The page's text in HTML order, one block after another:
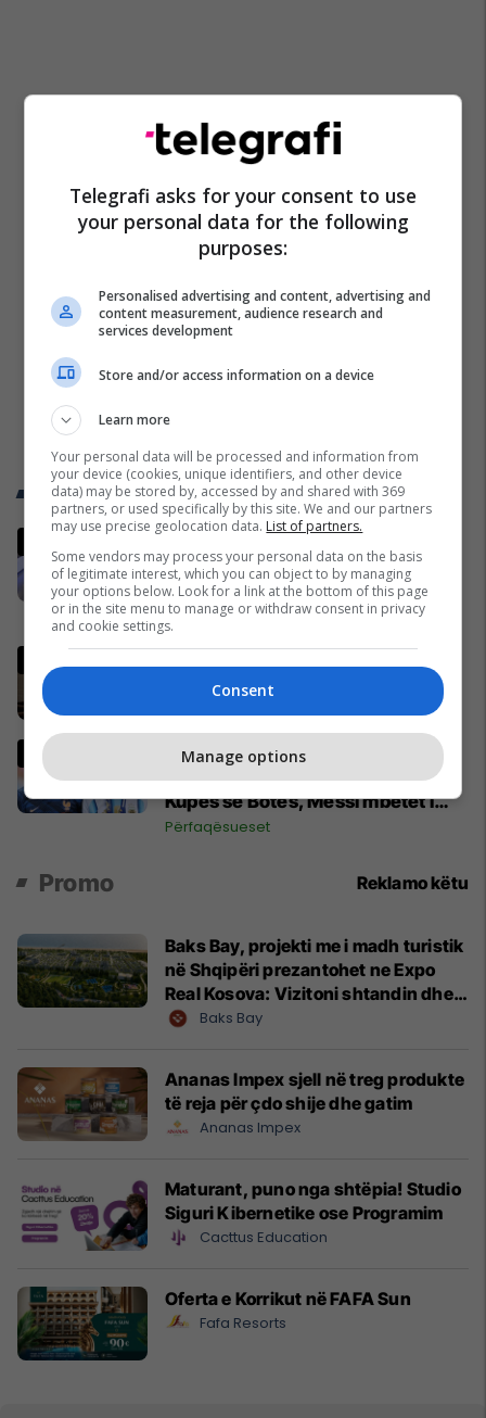
Trend Telegrafi
Përplasje në studio, panelisti
Mustafë Kadriaj mësyn drejt
Nexhmedin Spahiut - ndërpritet
transmetimi
Kosovë
burgim dhe 5 mijë euro gjobë
Mbappe rendit gjashtë futbollistët
më të mëdhenj në historinë e
Kupës së Botës, Messi mbetet i
dyti
Përfaqësueset
Promo Reklamo këtu
Baks Bay, projekti me i madh turistik
në Shqipëri prezantohet ne Expo
Real Kosova: Vizitoni shtandin dhe
zbuloni mundësitë e investimit
Baks Bay
Ananas Impex sjell në treg produkte
të reja për çdo shije dhe gatim
Ananas Impex
Maturant, puno nga shtëpia! Studio
Siguri Kibernetike ose Programim
Cacttus Education
Oferta e Korrikut në FAFA Sun
Fafa Resorts
Telegrafi asks for your consent to use
your personal data for the following
purposes:
Personalised advertising and content, advertising and
content measurement, audience research and
services development
Store and/or access information on a device
Learn more
Your personal data will be processed and information from
your device (cookies, unique identifiers, and other device
data) may be stored by, accessed by and shared with 369
partners, or used specifically by this site. We and our partners
may use precise geolocation data. List of partners.
Some vendors may process your personal data on the basis
of legitimate interest, which you can object to by managing
your options below. Look for a link at the bottom of this page
or in the site menu to manage or withdraw consent in privacy
and cookie settings.
Consent
Manage options